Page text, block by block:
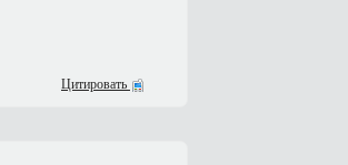
Цитировать